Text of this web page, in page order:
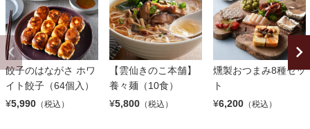
餃子のはながさ ホワ
イト餃子（64個入）
¥5,990 （税込）
【雲仙きのこ本舗】
養々麺（10食）
¥5,800 （税込）
燻製おつまみ8種セッ
ト
¥6,200 （税込）